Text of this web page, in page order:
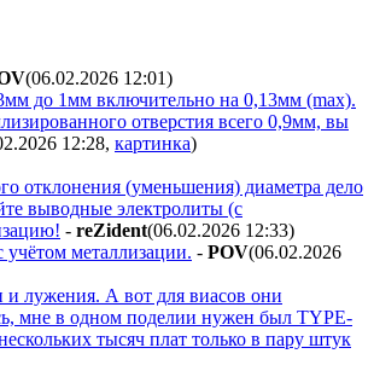
(06.02.2026 12:01)
до 1мм включительно на 0,13мм (max).
отверстия всего 0,9мм, вы
12:28, картинка)
отклонения (уменьшения) диаметра дело
выводные электролиты (с
- reZident(06.02.2026 12:33)
учётом металлизации. - POV(06.02.2026
и лужения. А вот для виасов они
мне в одном поделии нужен был TYPE-
тысяч плат только в пару штук